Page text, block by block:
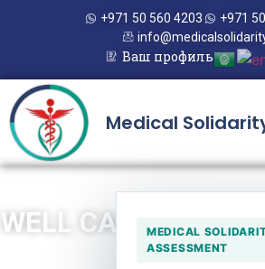
+971 50 560 4203
+971
Ваш профиль
Medical
MEDICAL
ASSESSMENT
WELL CARE
HAMOUR